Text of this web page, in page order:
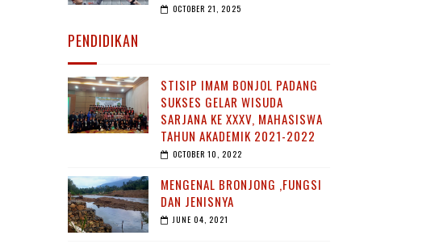
OCTOBER 21, 2025
PENDIDIKAN
STISIP IMAM BONJOL PADANG
SUKSES GELAR WISUDA
SARJANA KE XXXV, MAHASISWA
TAHUN AKADEMIK 2021-2022
OCTOBER 10, 2022
MENGENAL BRONJONG ,FUNGSI
DAN JENISNYA
JUNE 04, 2021